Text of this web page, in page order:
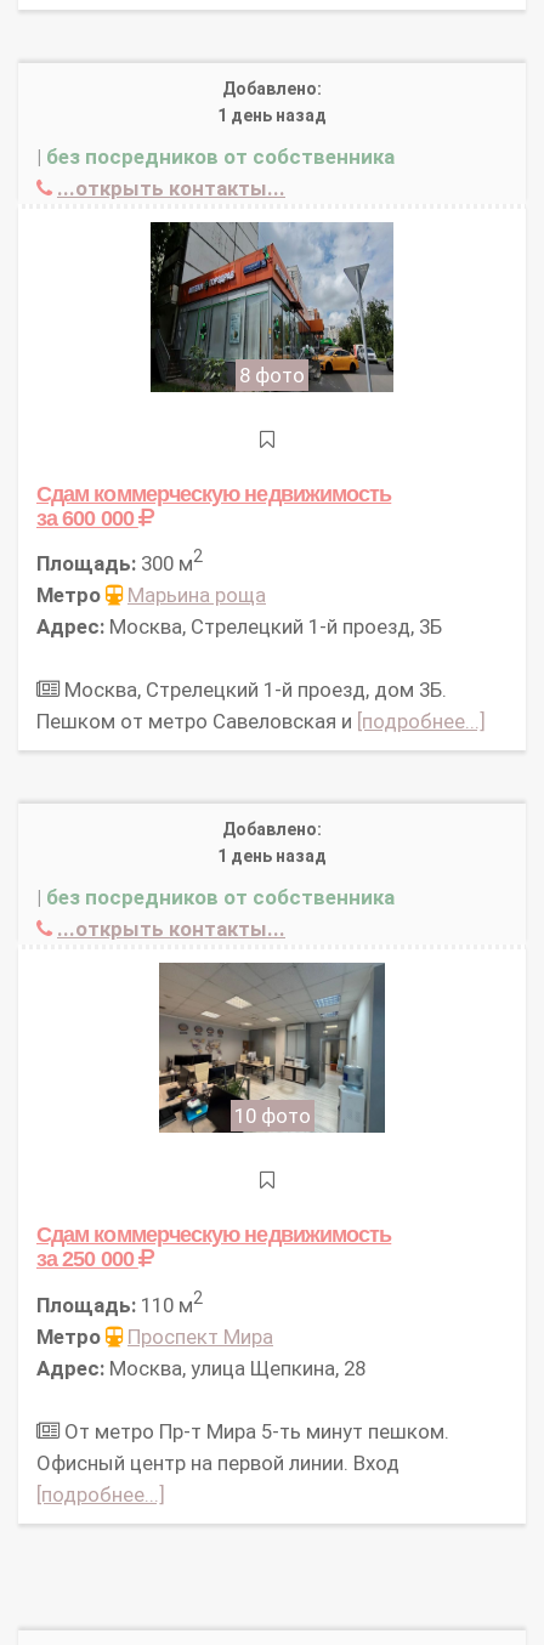
Добавлено:
1 день назад
| без посредников от собственника
...открыть контакты...
8 фото
Сдам коммерческую недвижимость
за 600 000
Площадь: 300 м2
Метро
Марьина роща
Адрес: Москва, Стрелецкий 1-й проезд, 3Б
Москва, Стрелецкий 1-й проезд, дом 3Б.
Пешком от метро Савеловская и [подробнее...]
Добавлено:
1 день назад
| без посредников от собственника
...открыть контакты...
10 фото
Сдам коммерческую недвижимость
за 250 000
Площадь: 110 м2
Метро
Проспект Мира
Адрес: Москва, улица Щепкина, 28
От метро Пр-т Мира 5-ть минут пешком.
Офисный центр на первой линии. Вход
[подробнее...]